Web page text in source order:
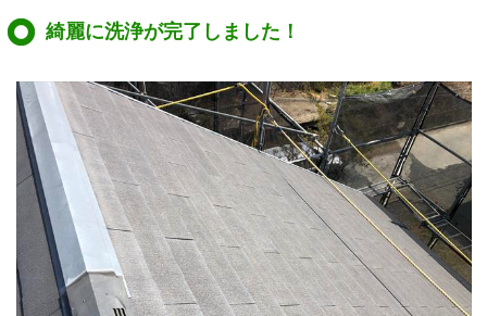
綺麗に洗浄が完了しました！